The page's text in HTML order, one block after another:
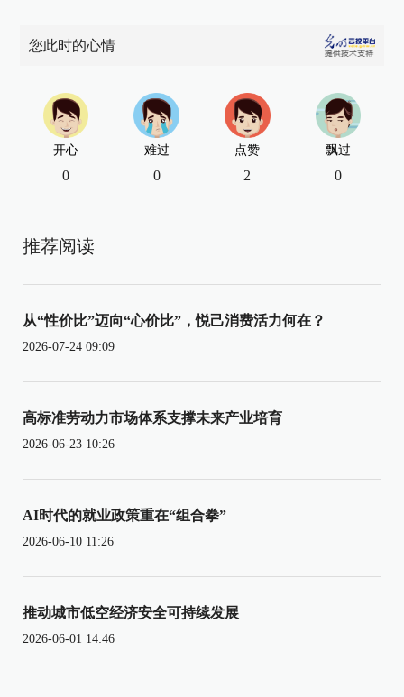
您此时的心情
开心
0
难过
0
点赞
2
飘过
0
推荐阅读
从“性价比”迈向“心价比”，悦己消费活力何在？
2026-07-24 09:09
高标准劳动力市场体系支撑未来产业培育
2026-06-23 10:26
AI时代的就业政策重在“组合拳”
2026-06-10 11:26
推动城市低空经济安全可持续发展
2026-06-01 14:46